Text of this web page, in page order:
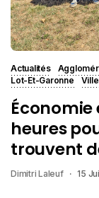
Actualités
Lot-Et-Garonne
heures
trouvent
Dimitri Laleuf 15